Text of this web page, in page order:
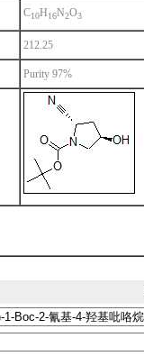
C10H16N2O3
212.25
Purity 97%